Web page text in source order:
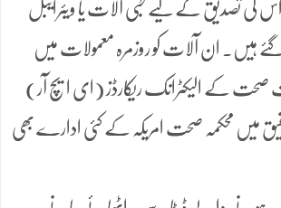
اس کی تصدیق کے لیے طبی آلات یا ویئرایبل
گئے ہیں۔ ان آلات کو روزمرہ معمولات میں
راست صحت کے الیکٹرانک ریکارڈز (ای ایچ آر)
میں محکمہ صحت امریکہ کے کئی ادارے بھی